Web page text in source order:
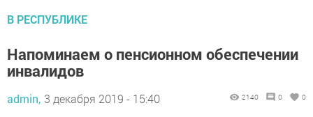
В РЕСПУБЛИКЕ
Напоминаем о пенсионном обеспечении
инвалидов
admin, 3 декабря 2019 - 15:40 2140 0 0